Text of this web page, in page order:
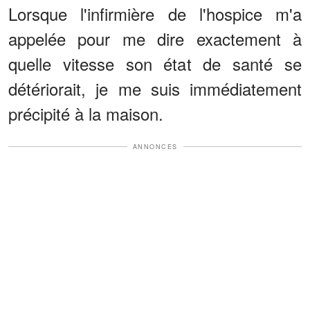
Lorsque l'infirmière de l'hospice m'a
appelée pour me dire exactement à
quelle vitesse son état de santé se
détériorait, je me suis immédiatement
précipité à la maison.
ANNONCES